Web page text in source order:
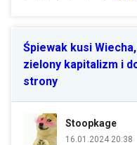
Śpiewak kusi
zielony kapitalizm i
strony
Stoopkage
16.01.2024 20:38